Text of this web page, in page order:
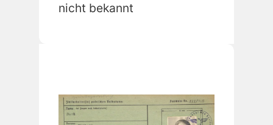
nicht bekannt